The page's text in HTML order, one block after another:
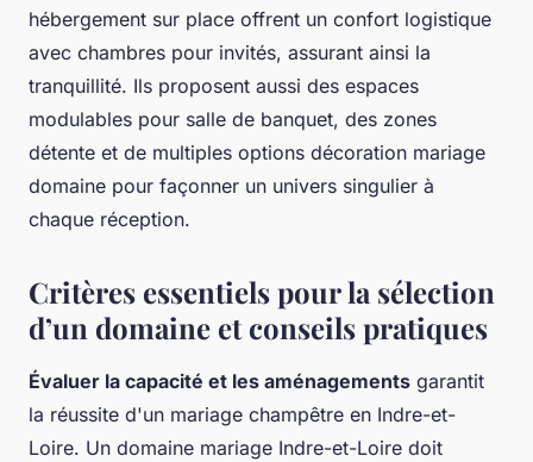
hébergement sur place offrent un confort logistique
avec chambres pour invités, assurant ainsi la
tranquillité. Ils proposent aussi des espaces
modulables pour salle de banquet, des zones
détente et de multiples options décoration mariage
domaine pour façonner un univers singulier à
chaque réception.
Critères essentiels pour la sélection
d’un domaine et conseils pratiques
Évaluer la capacité et les aménagements garantit
la réussite d'un mariage champêtre en Indre-et-
Loire. Un domaine mariage Indre-et-Loire doit